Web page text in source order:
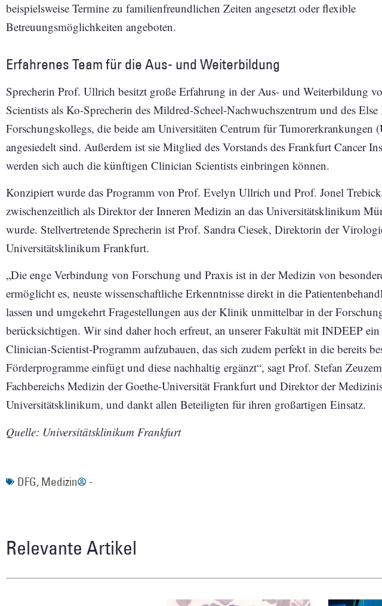
beispielsweise Termine zu familienfreundlichen Zeiten angesetzt oder flexible
Betreuungsmöglichkeiten angeboten.
Erfahrenes Team für die Aus- und Weiterbildung
Sprecherin Prof. Ullrich besitzt große Erfahrung in der Aus- und Weiterbildung
Scientists als Ko-Sprecherin des Mildred-Scheel-Nachwuchszentrum und des
Forschungskollegs, die beide am Universitäten Centrum für Tumorerkrankungen
angesiedelt sind. Außerdem ist sie Mitglied des Vorstands des Frankfurt Cancer
werden sich auch die künftigen Clinician Scientists einbringen können.
Konzipiert wurde das Programm von Prof. Evelyn Ullrich und Prof. Jonel
zwischenzeitlich als Direktor der Inneren Medizin an das Universitätsklinikum
wurde. Stellvertretende Sprecherin ist Prof. Sandra Ciesek, Direktorin der
Universitätsklinikum Frankfurt.
„Die enge Verbindung von Forschung und Praxis ist in der Medizin von
ermöglicht es, neuste wissenschaftliche Erkenntnisse direkt in die
lassen und umgekehrt Fragestellungen aus der Klinik unmittelbar in der
berücksichtigen. Wir sind daher hoch erfreut, an unserer Fakultät mit INDEEP
Clinician-Scientist-Programm aufzubauen, das sich zudem perfekt in die bereits
Förderprogramme einfügt und diese nachhaltig ergänzt“, sagt Prof. Stefan
Fachbereichs Medizin der Goethe-Universität Frankfurt und Direktor der
Universitätsklinikum, und dankt allen Beteiligten für ihren großartigen Einsatz.
Quelle: Universitätsklinikum Frankfurt
DFG, Medizin -
Relevante Artikel